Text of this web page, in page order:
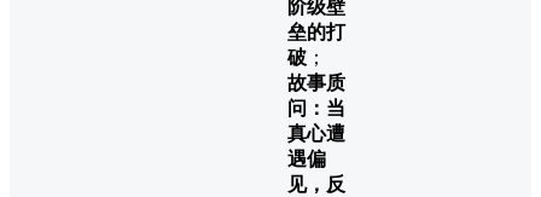
阶级壁
垒的打
破 ；
故事质
问：当
真心遭
遇偏
见，反